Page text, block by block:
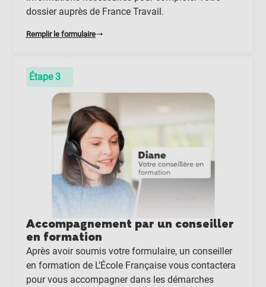
dossier auprès de France Travail.
Remplir le formulaire
Étape 3
Accompagnement par un conseiller
en formation
Après avoir soumis votre formulaire, un conseiller
en formation de L’École Française vous contactera
pour vous accompagner dans les démarches